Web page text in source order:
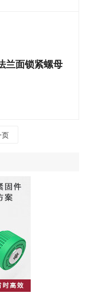
兰面锁紧螺母